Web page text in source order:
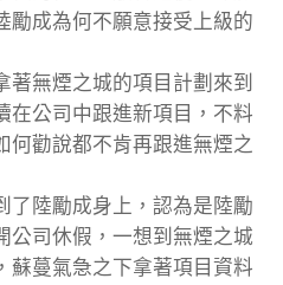
勵成為何不願意接受上級的
無煙之城的項目計劃來到
在公司中跟進新項目，不料
何勸說都不肯再跟進無煙之
陸勵成身上，認為是陸勵
公司休假，一想到無煙之城
蘇蔓氣急之下拿著項目資料